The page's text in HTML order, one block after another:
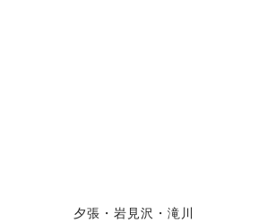
夕張・岩見沢・滝川